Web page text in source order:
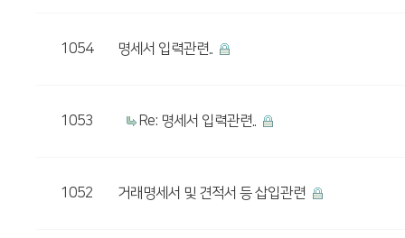
1054 명세서 입력관련..
1053 Re: 명세서 입력관련..
1052 거래명세서 및 견적서 등 삽입관련